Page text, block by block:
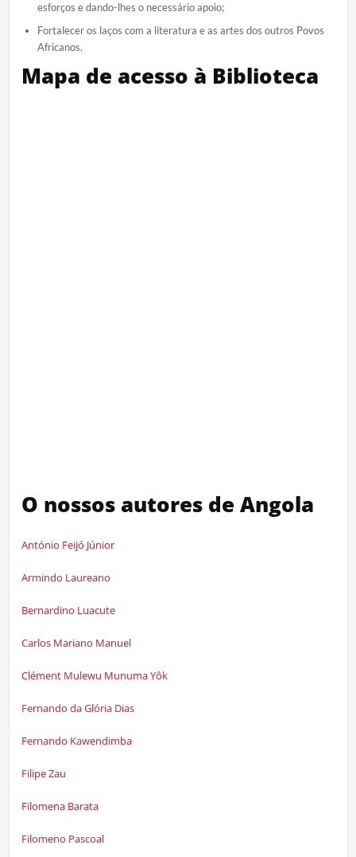
esforços e dando-lhes o necessário apoio;
Fortalecer os laços com a literatura e as artes dos outros Povos
Africanos.
Mapa de acesso à Biblioteca
O nossos autores de Angola
António Feijó Júnior
Armindo Laureano
Bernardino Luacute
Carlos Mariano Manuel
Clément Mulewu Munuma Yôk
Fernando da Glória Dias
Fernando Kawendimba
Filipe Zau
Filomena Barata
Filomeno Pascoal